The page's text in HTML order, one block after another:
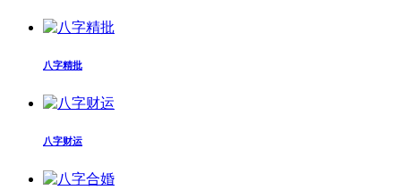
八字精批
八字财运